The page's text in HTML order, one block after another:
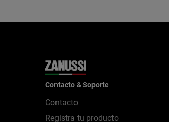
Contacto & Soporte
Contacto
Registra tu producto